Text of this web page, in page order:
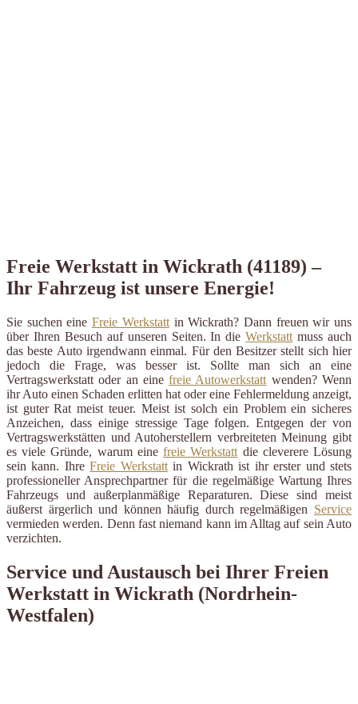
Freie Werkstatt in Wickrath (41189) –
Ihr Fahrzeug ist unsere Energie!
Sie suchen eineFreie Werkstattin Wickrath? Dann freuen wir uns
über Ihren Besuch auf unseren Seiten. In dieWerkstatt muss auch
das beste Auto irgendwann einmal. Für den Besitzer stellt sich hier
jedoch die Frage, was besser ist. Sollte man sich an eine
Vertragswerkstatt oder an einefreie Autowerkstatt wenden? Wenn
ihr Auto einen Schaden erlitten hat oder eine Fehlermeldung anzeigt,
ist guter Rat meist teuer. Meist ist solch ein Problem ein sicheres
Anzeichen, dass einige stressige Tage folgen. Entgegen der von
Vertragswerkstätten und Autoherstellern verbreiteten Meinung gibt
es viele Gründe, warum einefreie Werkstatt die cleverere Lösung
sein kann. IhreFreie Werkstattin Wickrath ist ihr erster und stets
professioneller Ansprechpartner für die regelmäßige Wartung Ihres
Fahrzeugs und außerplanmäßige Reparaturen. Diese sind meist
äußerst ärgerlich und können häufig durch regelmäßigen Service
vermieden werden. Denn fast niemand kann im Alltag auf sein Auto
verzichten.
Service und Austausch bei Ihrer Freien
Werkstatt in Wickrath (Nordrhein-
Westfalen)